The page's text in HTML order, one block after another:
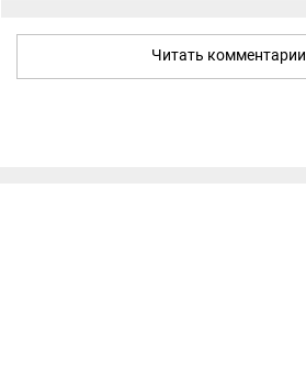
Читать комментарии